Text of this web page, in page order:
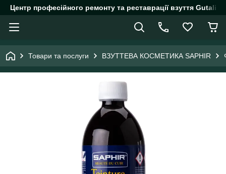
Центр професійного ремонту та реставрації взуття
Товари та послуги ВЗУТТЕВА КОСМЕТИКА SAPHIR